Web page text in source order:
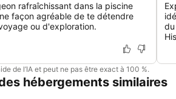
rafraîchissant dans la piscine
façon agréable de te détendre
ou d'exploration.
de l’IA et peut ne pas être exact à 100 %.
hébergements similaires